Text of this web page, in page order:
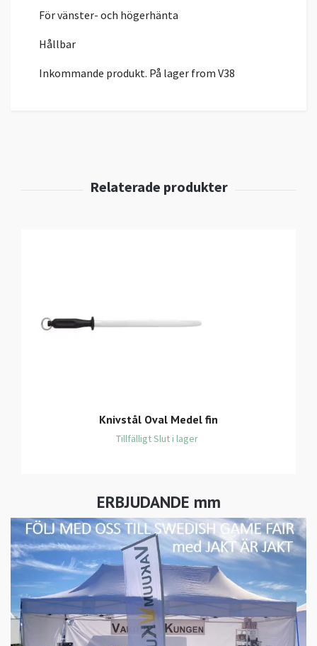
ERBJUDANDE mm
För vänster- och högerhänta
Hållbar
Inkommande produkt. På lager from V38
Knivstål Oval Medel fin
Tillfälligt Slut i lager